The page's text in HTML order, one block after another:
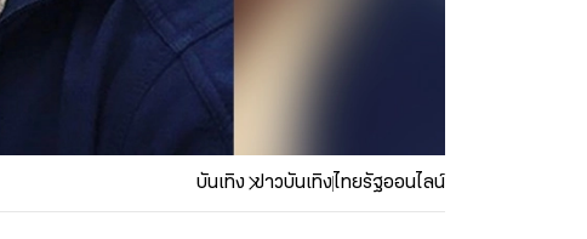
บันเทิง ข่าวบันเทิงไทยรัฐออนไลน์